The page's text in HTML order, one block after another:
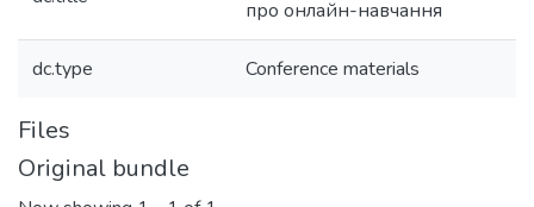
про онлайн-навчання
dc.type Conference materials
Files
Original bundle